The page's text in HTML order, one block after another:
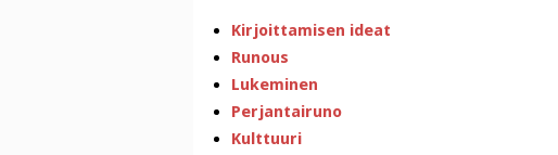
Kirjoittamisen ideat
Runous
Lukeminen
Perjantairuno
Kulttuuri